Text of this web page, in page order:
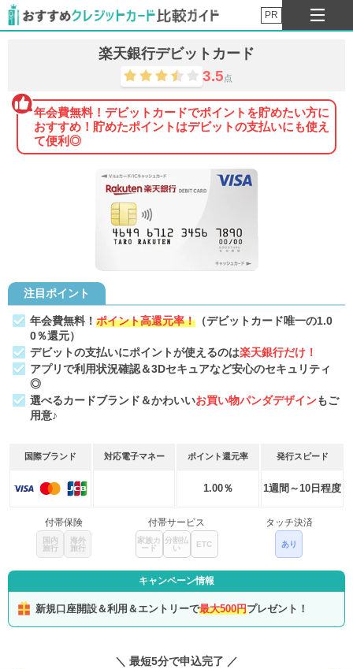
PR
楽天銀行デビットカード
3.5点
年会費無料！デビットカードでポイントを貯めたい方に
おすすめ！貯めたポイントはデビットの支払いにも使え
て便利◎
注目ポイント
年会費無料！ ポイント高還元率！ （デビットカード唯一の1.0
0％還元）
デビットの支払いにポイントが使えるのは楽天銀行だけ！
アプリで利用状況確認＆3Dセキュアなど安心のセキュリティ
◎
選べるカードブランド＆かわいいお買い物パンダデザインもご
用意♪
国際ブランド 対応電子マネー ポイント還元率 発行スピード
1.00％ 1週間～10日程度
付帯保険
国内
旅行
海外
旅行
付帯サービス
家族カ
ード
分割払
い
ETC
タッチ決済
あり
キャンペーン情報
新規口座開設＆利用＆エントリーで最大500円プレゼント！
＼ 最短5分で申込完了 ／